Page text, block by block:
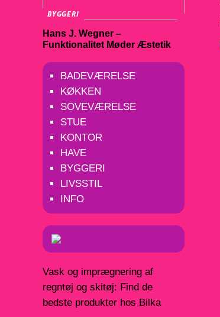
BYGGERI
Hans J. Wegner –
Funktionalitet Møder Æstetik
BADEVÆRELSE
KØKKEN
SOVEVÆRELSE
STUE
KONTOR
HAVE
BYGGERI
LIVSSTIL
INFO
Vask og imprægnering af
regntøj og skitøj: Find de
bedste produkter hos Bilka